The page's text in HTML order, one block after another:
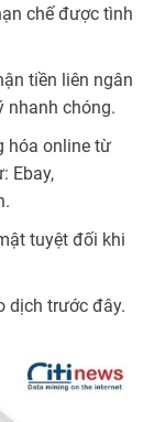
chế được tình
tiền liên ngân
nhanh chóng.
hóa online từ
Ebay,
tuyệt đối khi
dịch trước đây.